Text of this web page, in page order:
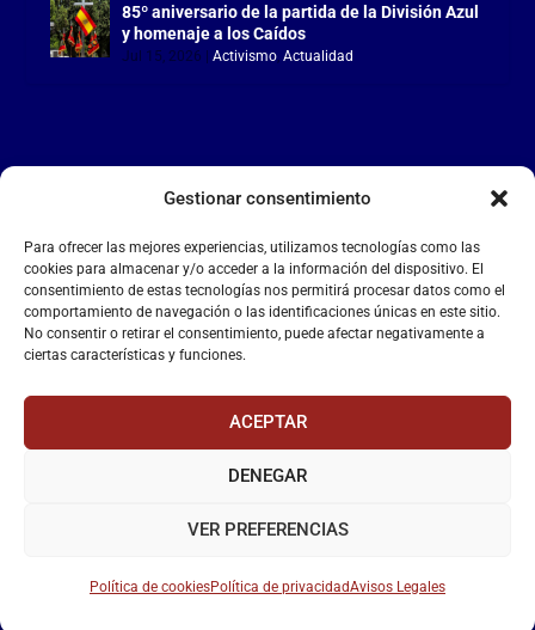
Gestionar consentimiento
Para ofrecer las mejores experiencias, utilizamos tecnologías como las
cookies para almacenar y/o acceder a la información del dispositivo. El
consentimiento de estas tecnologías nos permitirá procesar datos como el
comportamiento de navegación o las identificaciones únicas en este sitio.
No consentir o retirar el consentimiento, puede afectar negativamente a
ciertas características y funciones.
ACEPTAR
DENEGAR
VER PREFERENCIAS
Política de cookiesPolítica de privacidadAvisos Legales
85º aniversario de la partida de la División Azul
y homenaje a los Caídos
Jul 15, 2026 |Activismo ,Actualidad
LA FALANGE
Reproductor
de
vídeo